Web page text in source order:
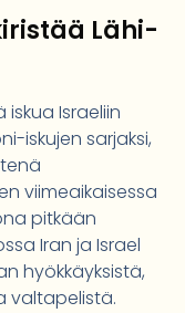
Lähi-
Israeliin
iskujen sarjaksi,
viimeaikaisessa
pitkään
Iran ja Israel
hyökkäyksistä,
valtapelistä.